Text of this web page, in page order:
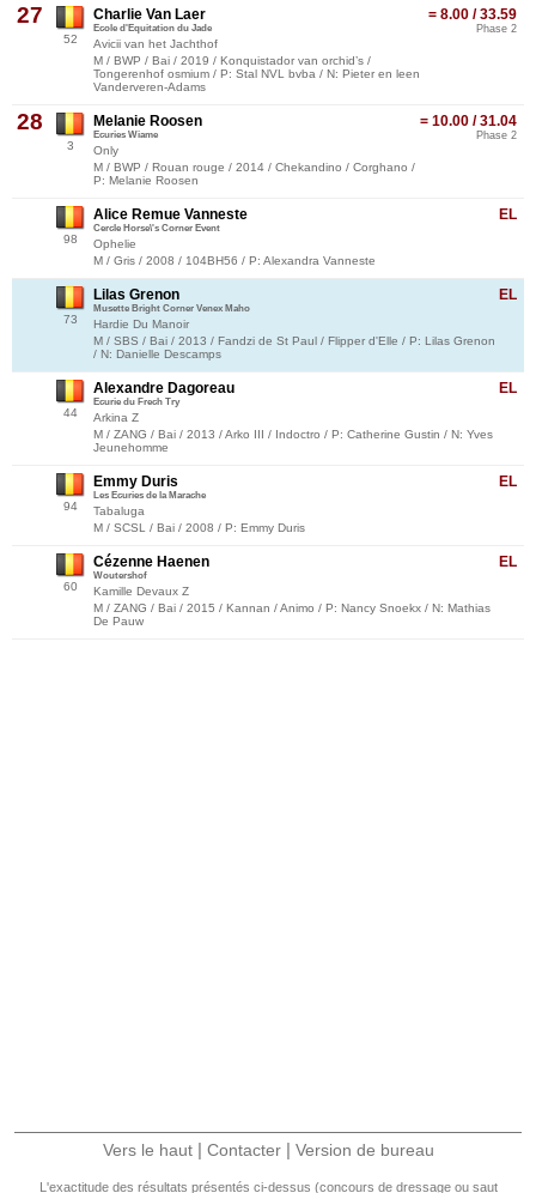
27
52
= 8.00 / 33.59
Phase 2
Charlie Van Laer
Ecole d'Equitation du Jade
Avicii van het Jachthof
M / BWP / Bai / 2019 / Konquistador van orchid’s /
Tongerenhof osmium / P: Stal NVL bvba / N: Pieter en leen
Vanderveren-Adams
28
3
= 10.00 / 31.04
Phase 2
Melanie Roosen
Ecuries Wiame
Only
M / BWP / Rouan rouge / 2014 / Chekandino / Corghano /
P: Melanie Roosen
98
EL
Alice Remue Vanneste
Cercle Horse\'s Corner Event
Ophelie
M / Gris / 2008 / 104BH56 / P: Alexandra Vanneste
73
EL
Lilas Grenon
Musette Bright Corner Venex Maho
Hardie Du Manoir
M / SBS / Bai / 2013 / Fandzi de St Paul / Flipper d'Elle / P: Lilas Grenon
/ N: Danielle Descamps
44
EL
Alexandre Dagoreau
Ecurie du Frech Try
Arkina Z
M / ZANG / Bai / 2013 / Arko III / Indoctro / P: Catherine Gustin / N: Yves
Jeunehomme
94
EL
Emmy Duris
Les Ecuries de la Marache
Tabaluga
M / SCSL / Bai / 2008 / P: Emmy Duris
60
EL
Cézenne Haenen
Woutershof
Kamille Devaux Z
M / ZANG / Bai / 2015 / Kannan / Animo / P: Nancy Snoekx / N: Mathias
De Pauw
Vers le haut | Contacter | Version de bureau
L'exactitude des résultats présentés ci-dessus (concours de dressage ou saut